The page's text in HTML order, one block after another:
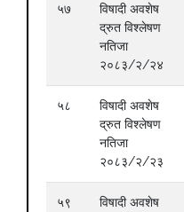
५७
विषादी अवशेष
द्रुत विश्लेषण
नतिजा
२०८३/२/२४
५८
विषादी अवशेष
द्रुत विश्लेषण
नतिजा
२०८३/२/२३
५९
विषादी अवशेष